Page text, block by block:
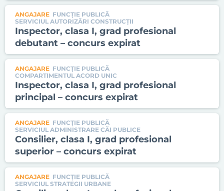
ANGAJARE FUNCȚIE PUBLICĂ
SERVICIUL AUTORIZĂRI CONSTRUCŢII
Inspector, clasa I, grad profesional
debutant – concurs expirat
ANGAJARE FUNCȚIE PUBLICĂ
COMPARTIMENTUL ACORD UNIC
Inspector, clasa I, grad profesional
principal – concurs expirat
ANGAJARE FUNCȚIE PUBLICĂ
SERVICIUL ADMINISTRARE CĂI PUBLICE
Consilier, clasa I, grad profesional
superior – concurs expirat
ANGAJARE FUNCȚIE PUBLICĂ
SERVICIUL STRATEGII URBANE